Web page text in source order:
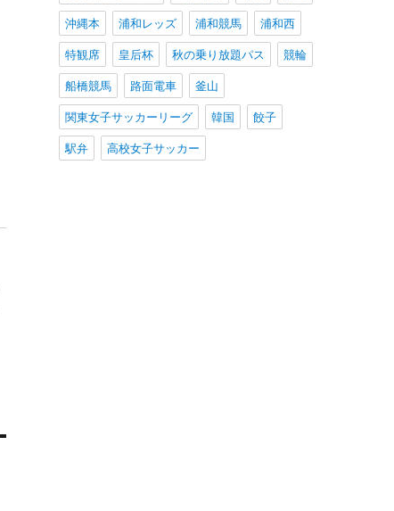
沖縄本 浦和レッズ 浦和競馬 浦和西
特観席 皇后杯 秋の乗り放題パス 競輪
船橋競馬 路面電車 釜山
関東女子サッカーリーグ 韓国 餃子
駅弁 高校女子サッカー